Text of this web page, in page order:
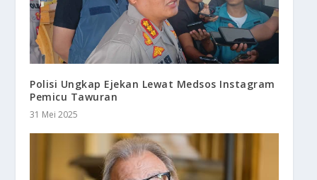
Polisi Ungkap Ejekan Lewat Medsos Instagram
Pemicu Tawuran
31 Mei 2025